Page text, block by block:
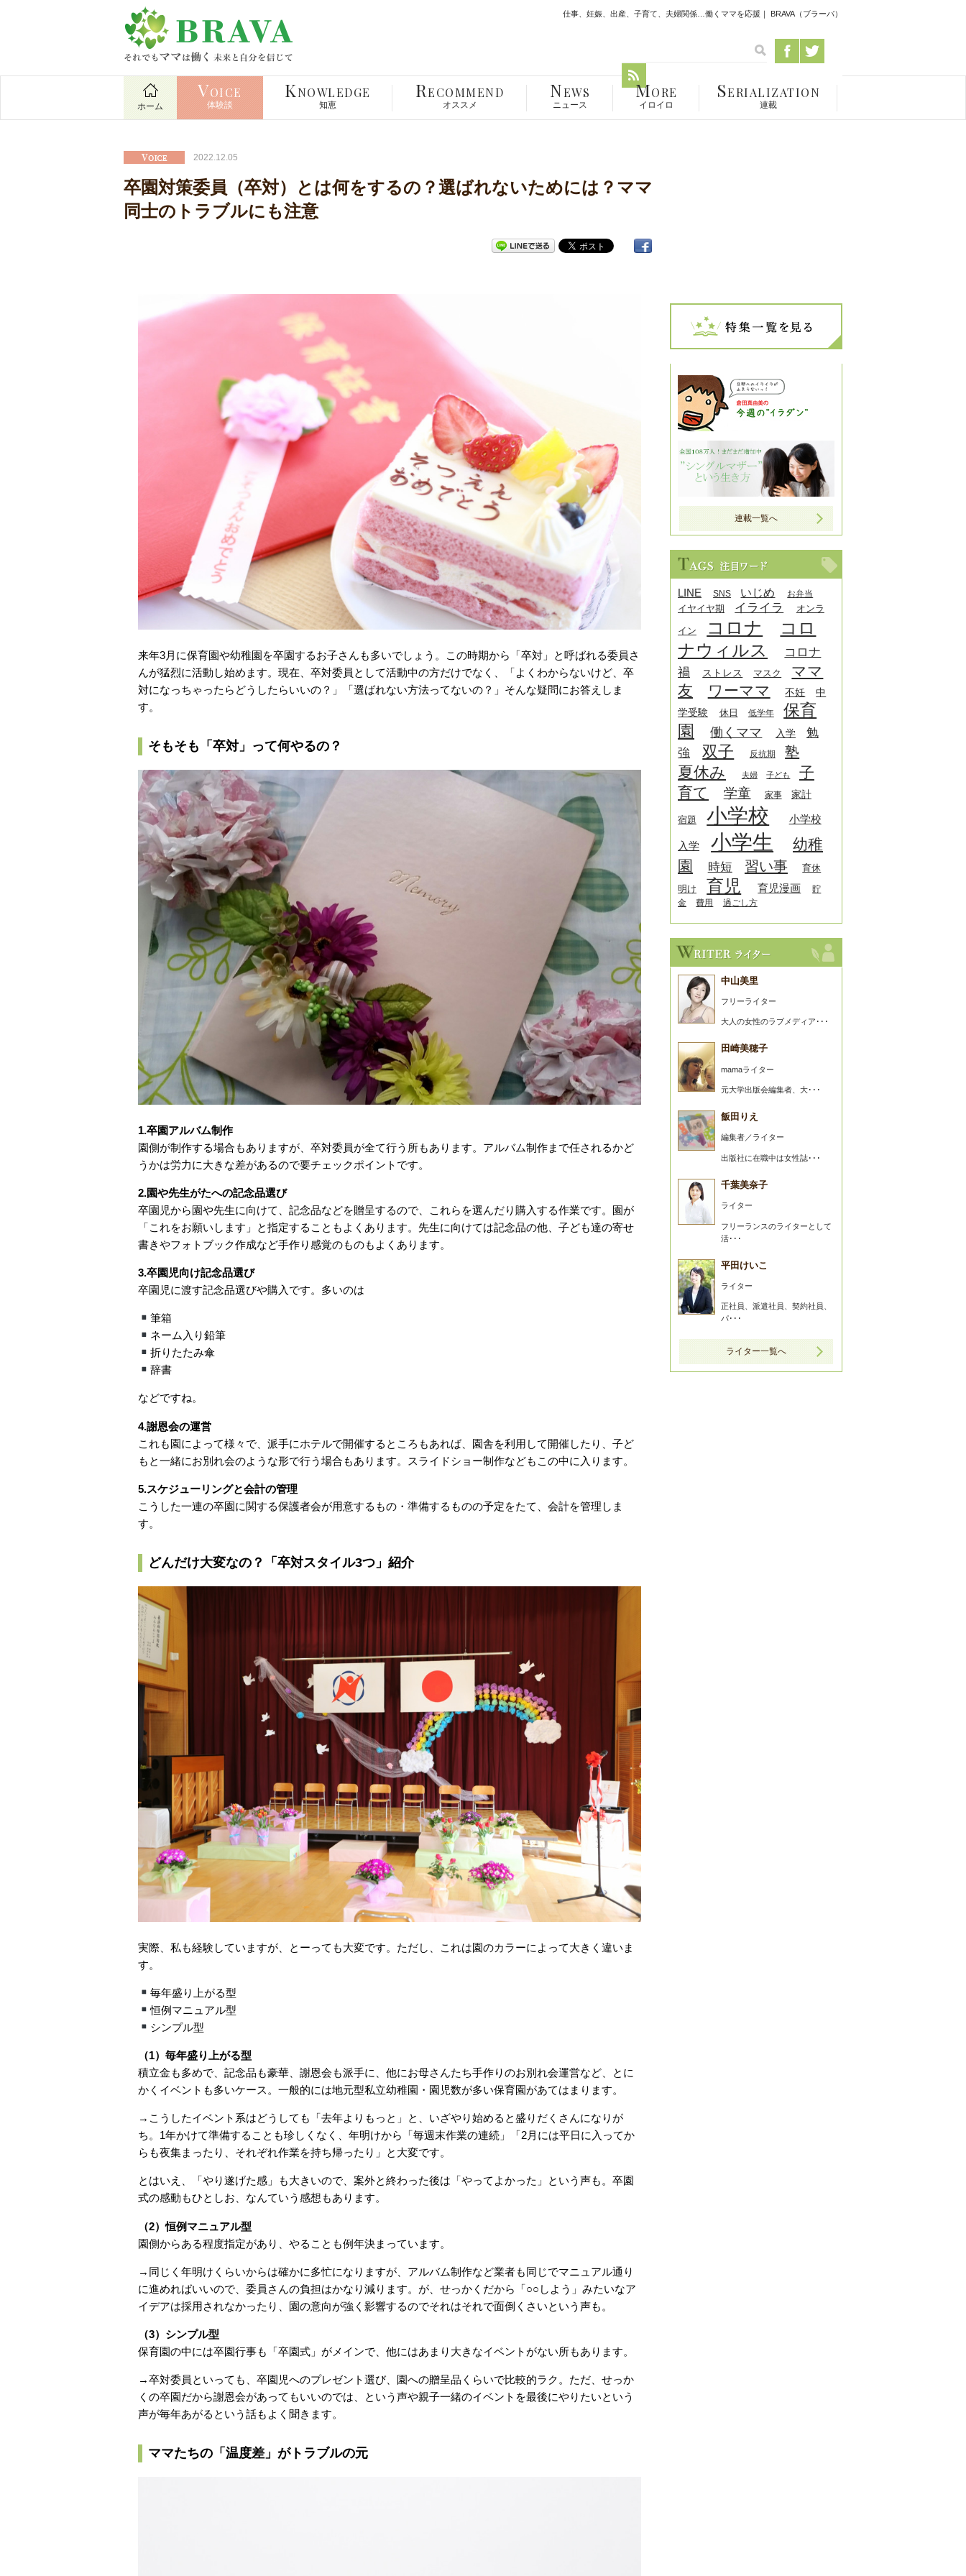
仕事、妊娠、出産、子育て、夫婦関係…働くママを応援｜ BRAVA（ブラーバ）
ホーム
VOICE
体験談
KNOWLEDGE
知恵
RECOMMEND
オススメ
NEWS
ニュース
MORE
イロイロ
SERIALIZATION
連載
2022.12.05
卒園対策委員（卒対）とは何をするの？選ばれないためには？ママ
同士のトラブルにも注意
来年3月に保育園や幼稚園を卒園するお子さんも多いでしょう。この時期から「卒対」と呼ばれる委員さ
んが猛烈に活動し始めます。現在、卒対委員として活動中の方だけでなく、「よくわからないけど、卒
対になっちゃったらどうしたらいいの？」「選ばれない方法ってないの？」そんな疑問にお答えしま
す。
そもそも「卒対」って何やるの？
1.卒園アルバム制作
園側が制作する場合もありますが、卒対委員が全て行う所もあります。アルバム制作まで任されるかど
うかは労力に大きな差があるので要チェックポイントです。
2.園や先生がたへの記念品選び
卒園児から園や先生に向けて、記念品などを贈呈するので、これらを選んだり購入する作業です。園が
「これをお願いします」と指定することもよくあります。先生に向けては記念品の他、子ども達の寄せ
書きやフォトブック作成など手作り感覚のものもよくあります。
3.卒園児向け記念品選び
卒園児に渡す記念品選びや購入です。多いのは
筆箱
ネーム入り鉛筆
折りたたみ傘
辞書
などですね。
4.謝恩会の運営
これも園によって様々で、派手にホテルで開催するところもあれば、園舎を利用して開催したり、子ど
もと一緒にお別れ会のような形で行う場合もあります。スライドショー制作などもこの中に入ります。
5.スケジューリングと会計の管理
こうした一連の卒園に関する保護者会が用意するもの・準備するものの予定をたて、会計を管理しま
す。
どんだけ大変なの？「卒対スタイル3つ」紹介
実際、私も経験していますが、とーっても大変です。ただし、これは園のカラーによって大きく違いま
す。
毎年盛り上がる型
恒例マニュアル型
シンプル型
（1）毎年盛り上がる型
積立金も多めで、記念品も豪華、謝恩会も派手に、他にお母さんたち手作りのお別れ会運営など、とに
かくイベントも多いケース。一般的には地元型私立幼稚園・園児数が多い保育園があてはまります。
→こうしたイベント系はどうしても「去年よりもっと」と、いざやり始めると盛りだくさんになりが
ち。1年かけて準備することも珍しくなく、年明けから「毎週末作業の連続」「2月には平日に入ってか
らも夜集まったり、それぞれ作業を持ち帰ったり」と大変です。
とはいえ、「やり遂げた感」も大きいので、案外と終わった後は「やってよかった」という声も。卒園
式の感動もひとしお、なんていう感想もあります。
（2）恒例マニュアル型
園側からある程度指定があり、やることも例年決まっています。
→同じく年明けくらいからは確かに多忙になりますが、アルバム制作など業者も同じでマニュアル通り
に進めればいいので、委員さんの負担はかなり減ります。が、せっかくだから「○○しよう」みたいなア
イデアは採用されなかったり、園の意向が強く影響するのでそれはそれで面倒くさいという声も。
（3）シンプル型
保育園の中には卒園行事も「卒園式」がメインで、他にはあまり大きなイベントがない所もあります。
→卒対委員といっても、卒園児へのプレゼント選び、園への贈呈品くらいで比較的ラク。ただ、せっか
くの卒園だから謝恩会があってもいいのでは、という声や親子一緒のイベントを最後にやりたいという
声が毎年あがるという話もよく聞きます。
ママたちの「温度差」がトラブルの元
連載一覧へ
LINE SNS いじめ お弁当
イヤイヤ期 イライラ オンラ
イン コロナ
コロ
ナウィルス
コロナ
禍
ストレス マスク
ママ
友
ワーママ 不妊
中
学受験
休日 低学年
保育
園
働くママ 入学
勉
強
双子 反抗期 塾
夏休み 夫婦 子ども
子
育て
学童 家事 家計
宿題 小学校 小学校
入学 小学生
幼稚
園
時短 習い事
育休
明け
育児 育児漫画
貯
金
費用 過ごし方
中山美里
フリーライター
大人の女性のラブメディア･･･
田崎美穂子
mamaライター
元大学出版会編集者、大･･･
飯田りえ
編集者／ライター
出版社に在職中は女性誌･･･
千葉美奈子
ライター
フリーランスのライターとして
活･･･
平田けいこ
ライター
正社員、派遣社員、契約社員、
パ･･･
ライター一覧へ